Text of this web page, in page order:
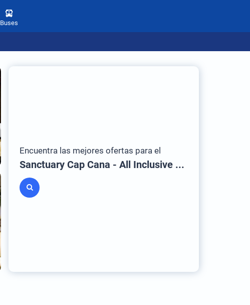
Buses
Encuentra las mejores ofertas para el
Sanctuary Cap Cana - All Inclusive by Playa Hotels & Resorts